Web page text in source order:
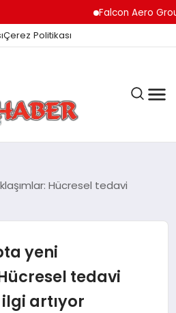
Falcon Aero Group,
Çerez Politikası
Hücresel tedavi
yeni
tedavi
artıyor